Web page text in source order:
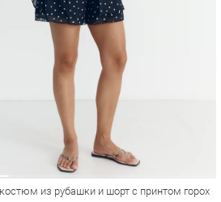
из рубашки и шорт с принтом горох